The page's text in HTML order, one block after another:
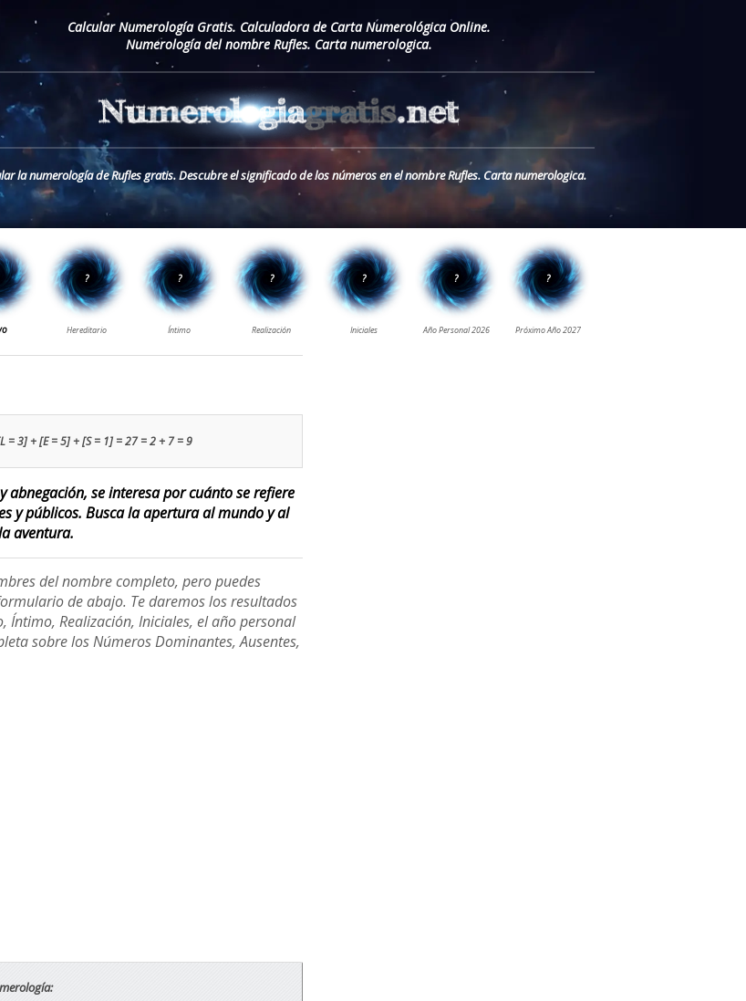
Calcular Numerología Gratis. Calculadora de Carta Numerológica Online.
Numerología del nombre Rufles. Carta numerologica.
la numerología de Rufles gratis. Descubre el significado de los números en el nombre Rufles. Carta numerologica.
= 3] + [E = 5] + [S = 1] = 27 = 2 + 7 = 9
abnegación, se interesa por cuánto se refiere
y públicos. Busca la apertura al mundo y al
aventura.
del nombre completo, pero puedes
de abajo. Te daremos los resultados
Realización, Iniciales, el año personal
sobre los Números Dominantes, Ausentes,